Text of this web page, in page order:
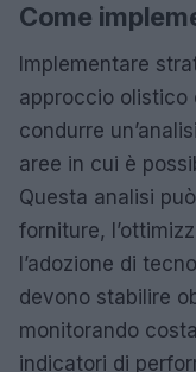
Come
Implementare
approccio olistico
condurre
aree in cui è
Questa analisi
forniture,
l’adozione di
devono stabilire
monitorando
indicatori di